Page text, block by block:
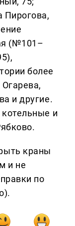
Пирогова,
(№101–
более
и другие.
и
краны
и не
по